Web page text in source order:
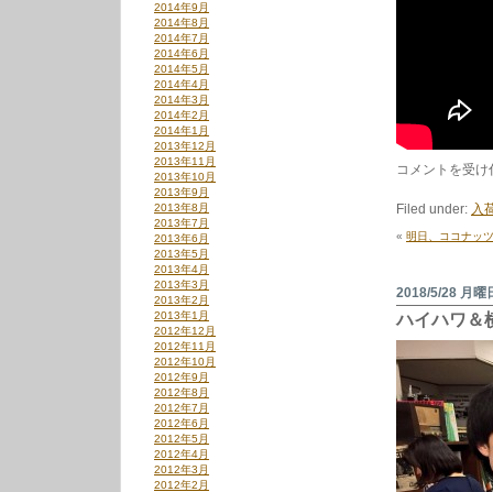
シ
キ
Friends
Again
こ
ま
が
い
[analog]
は
コメントを受
Filed under: 入
« 明日、ココナッ
2018/5/28 月曜
ハイハワ＆
2014年9月
2014年8月
2014年7月
2014年6月
2014年5月
2014年4月
2014年3月
2014年2月
2014年1月
2013年12月
2013年11月
2013年10月
2013年9月
2013年8月
2013年7月
2013年6月
2013年5月
2013年4月
2013年3月
2013年2月
2013年1月
2012年12月
2012年11月
2012年10月
2012年9月
2012年8月
2012年7月
2012年6月
2012年5月
2012年4月
2012年3月
2012年2月